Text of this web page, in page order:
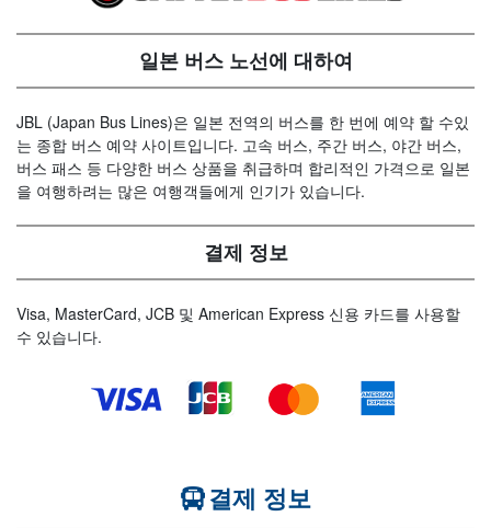
일본 버스 노선에 대하여
JBL (Japan Bus Lines)은 일본 전역의 버스를 한 번에 예약 할 수있
는 종합 버스 예약 사이트입니다. 고속 버스, 주간 버스, 야간 버스,
버스 패스 등 다양한 버스 상품을 취급하며 합리적인 가격으로 일본
을 여행하려는 많은 여행객들에게 인기가 있습니다.
결제 정보
Visa, MasterCard, JCB 및 American Express 신용 카드를 사용할
수 있습니다.
결제 정보